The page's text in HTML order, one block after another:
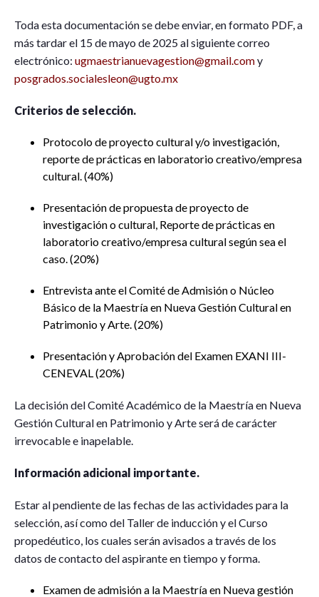
Toda esta documentación se debe enviar, en formato PDF, a
más tardar el 15 de mayo de 2025 al siguiente correo
electrónico: ugmaestrianuevagestion@gmail.comy
posgrados.socialesleon@ugto.mx
Criterios de selección.
Protocolo de proyecto cultural y/o investigación,
reporte de prácticas en laboratorio creativo/empresa
cultural. (40%)
Presentación de propuesta de proyecto de
investigación o cultural, Reporte de prácticas en
laboratorio creativo/empresa cultural según sea el
caso. (20%)
Entrevista ante el Comité de Admisión o Núcleo
Básico de la Maestría en Nueva Gestión Cultural en
Patrimonio y Arte. (20%)
Presentación y Aprobación del Examen EXANI III-
CENEVAL (20%)
La decisión del Comité Académico de la Maestría en Nueva
Gestión Cultural en Patrimonio y Arte será de carácter
irrevocable e inapelable.
Información adicional importante.
Estar al pendiente de las fechas de las actividades para la
selección, así como del Taller de inducción y el Curso
propedéutico, los cuales serán avisados a través de los
datos de contacto del aspirante en tiempo y forma.
Examen de admisión a la Maestría en Nueva gestión